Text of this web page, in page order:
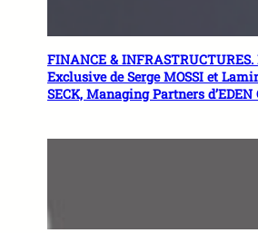
FINANCE &
Exclusive de Serge MOSSI et
SECK, Managing Partners